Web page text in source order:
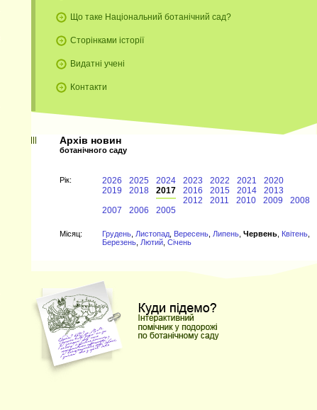
Що таке Національний ботанічний сад?
Сторінками історії
Видатні учені
Контакти
Архів новин
ботанічного саду
Рiк: 2026 2025 2024 2023 2022 2021
2020
2019
2018 2017 2016 2015 2014
2013
2012
2011 2010 2009
2008
2007
2006 2005
Мiсяц: Грудень Листопад Вересень Липень Червень Квітень
Березень Лютий Січень